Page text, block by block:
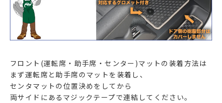
フロント(運転席・助手席・センター)マットの装着方法は
まず運転席と助手席のマットを装着し、
センタマットの位置決めをしてから
両サイドにあるマジックテープで連結してください。